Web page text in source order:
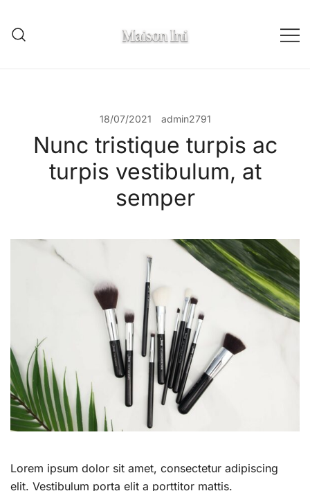
content
18/07/2021 admin2791
Nunc tristique turpis ac
turpis vestibulum, at
semper
Lorem ipsum dolor sit amet, consectetur adipiscing
elit. Vestibulum porta elit a porttitor mattis.